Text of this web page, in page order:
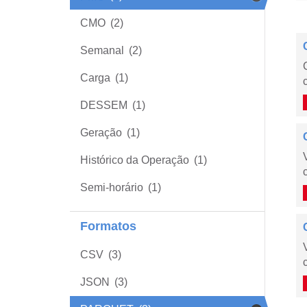
CMO (2)
Semanal (2)
Carga (1)
DESSEM (1)
Geração (1)
Histórico da Operação (1)
Semi-horário (1)
Formatos
CSV (3)
JSON (3)